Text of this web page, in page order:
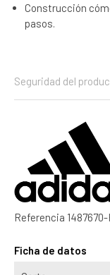
Construcción
pasos.
Seguridad del
Referencia
Ficha de datos